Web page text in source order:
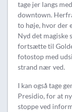
tage jer langs
downtown.
to høje, hvor der
Nyd det magiske
fortsætte til
fotostop med
strand nær ved.
I kan også tage
Presidio, for at
stoppe ved